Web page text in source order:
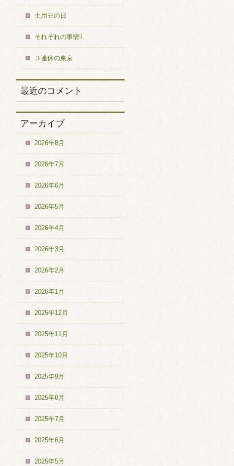
土用丑の日
それぞれの事情⁉
３連休の東京
最近のコメント
アーカイブ
2026年8月
2026年7月
2026年6月
2026年5月
2026年4月
2026年3月
2026年2月
2026年1月
2025年12月
2025年11月
2025年10月
2025年9月
2025年8月
2025年7月
2025年6月
2025年5月